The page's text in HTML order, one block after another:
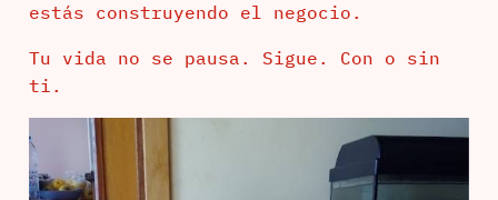
estás construyendo el negocio.
Tu vida no se pausa. Sigue. Con o sin
ti.